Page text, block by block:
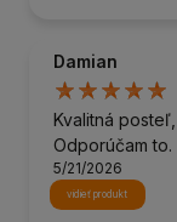
Damian
Kvalitná
Odporúčam to.
5/21/2026
vidieť produkt